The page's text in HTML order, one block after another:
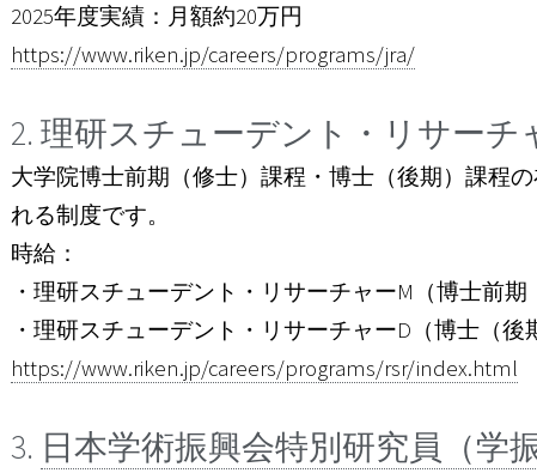
2025年度実績：月額約20万円
https://www.riken.jp/careers/programs/jra/
2. 理研スチューデント・リサーチャ
大学院博士前期（修士）課程・博士（後期）課程
れる制度です。
時給：
・理研スチューデント・リサーチャーM（博士前
・理研スチューデント・リサーチャーD（博士（後
https://www.riken.jp/careers/programs/rsr/index.html
3. 日本学術振興会特別研究員（学